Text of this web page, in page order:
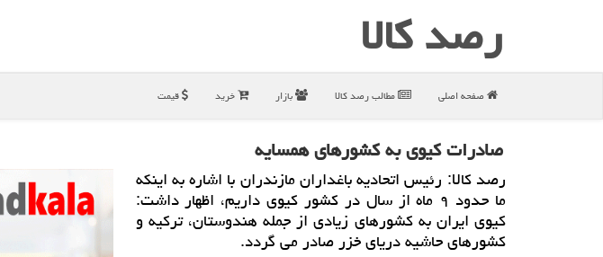
رصد كالا
صفحه اصلی مطالب رصد كالا بازار خرید قیمت
صادرات كیوی به كشورهای همسایه
رصد كالا: رئیس اتحادیه باغداران مازندران با اشاره به اینكه
ما حدود ۹ ماه از سال در كشور كیوی داریم، اظهار داشت:
كیوی ایران به كشورهای زیادی از جمله هندوستان، تركیه و
كشورهای حاشیه دریای خزر صادر می گردد.